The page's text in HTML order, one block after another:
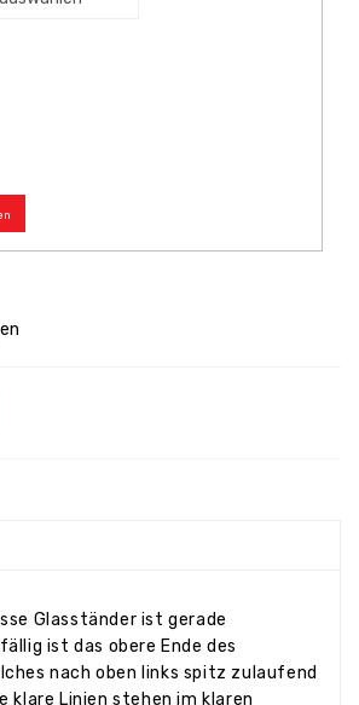
Glasständer ist gerade
ist das obere Ende des
nach oben links spitz zulaufend
klare Linien stehen im klaren